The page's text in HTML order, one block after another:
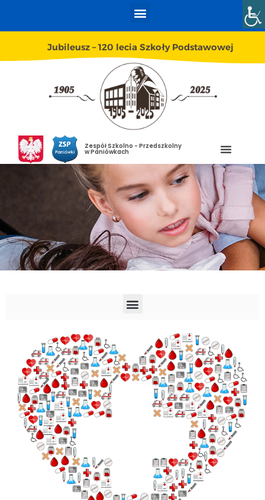
Jubileusz – 120 lecia Szkoły Podstawowej
Zespół Szkolno - Przedszkolny
w Paniówkach